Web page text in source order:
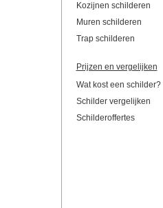
Kozijnen schilderen
Muren schilderen
Trap schilderen
Prijzen en vergelijken
Wat kost een schilder?
Schilder vergelijken
Schilderoffertes